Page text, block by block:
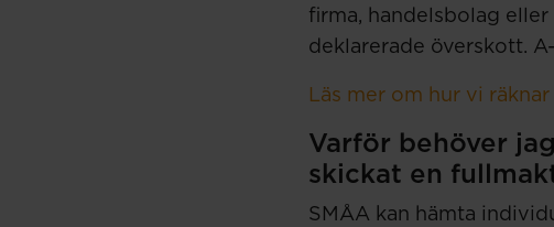
firma, handelsbolag
deklarerade överskott.
Läs mer om hur vi
Varför behöver
skickat en
SMÅA kan hämta